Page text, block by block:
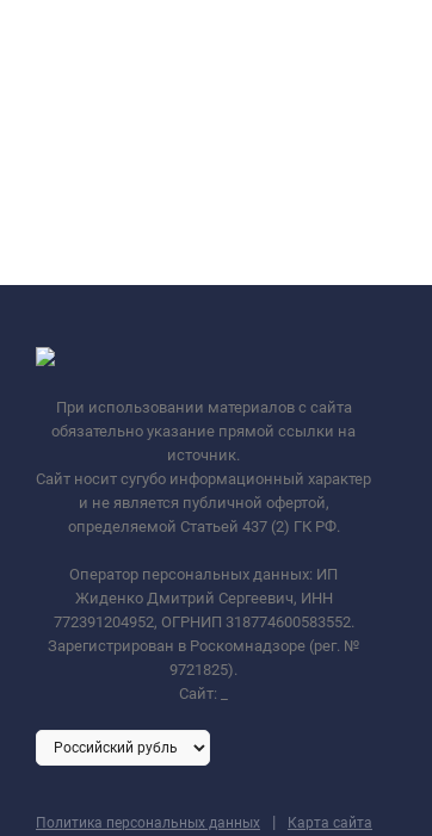
При использовании материалов с сайта
обязательно указание прямой ссылки на
источник.
Сайт носит сугубо информационный характер
и не является публичной офертой,
определяемой Статьей 437 (2) ГК РФ.
Оператор персональных данных: ИП
Жиденко Дмитрий Сергеевич, ИНН
772391204952, ОГРНИП 318774600583552.
Зарегистрирован в Роскомнадзоре (рег. №
9721825).
Сайт:
Политика персональных данных | Карта сайта